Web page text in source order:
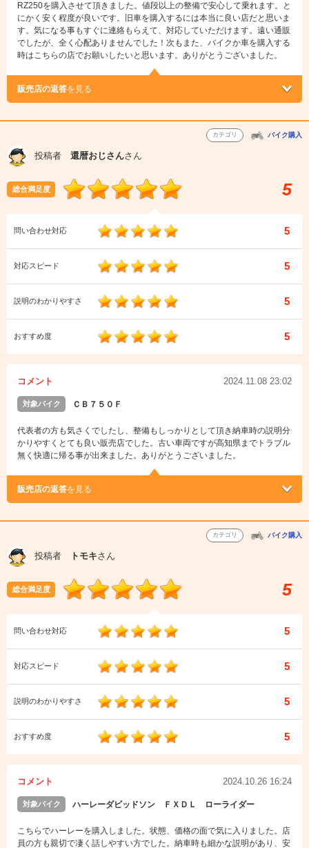
RZ250を購入させて頂きました。値段以上の整備で安心して乗れます。と
にかく安く程度が良いです。旧車を購入するには本当に良い店だと思いま
す。気になる事もすぐに連絡もらえて、対応していただけます。遠い通販
でしたが、全く心配ありませんでした！次もまた、バイクか車を購入する
時はこちらの店でお願いしたいと思います。ありがとうございました。
販売店の返答を見る
カテゴリ バイク購入
投稿者 還暦おじさんさん
総合満足度 5
問い合わせ対応 5
対応スピード 5
説明のわかりやすさ 5
おすすめ度 5
コメント 2024.11.08 23:02
対象バイク ＣＢ７５０Ｆ
代表者の方も気さくでしたし、整備もしっかりとして頂き納車時の説明分
かりやすくとても良い販売店でした。古い車両ですが高知県までトラブル
無く快適に帰る事が出来ました。ありがとうございました。
販売店の返答を見る
カテゴリ バイク購入
投稿者 トモキさん
総合満足度 5
問い合わせ対応 5
対応スピード 5
説明のわかりやすさ 5
おすすめ度 5
コメント 2024.10.26 16:24
対象バイク ハーレーダビッドソン ＦＸＤＬ ローライダー
こちらでハーレーを購入しました。状態、価格の面で気に入りました。店
員の方も親切で凄く話しやすい方でした。納車時も細かな説明があり、安